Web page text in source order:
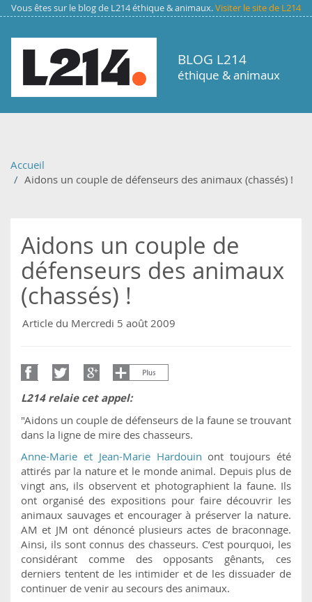
Aller au contenu principal
Vous êtes sur le blog de L214 éthique & animaux.Visiter le site de L214
BLOG L214
éthique & animaux
Accueil
Aidons un couple de défenseurs des animaux (chassés) !
Aidons un couple de
défenseurs des animaux
(chassés) !
Article du Mercredi 5 août 2009
L214 relaie cet appel:
"Aidons un couple de défenseurs de la faune se trouvant
dans la ligne de mire des chasseurs.
Anne-Marie et Jean-Marie Hardouin ont toujours été
attirés par la nature et le monde animal. Depuis plus de
vingt ans, ils observent et photographient la faune. Ils
ont organisé des expositions pour faire découvrir les
animaux sauvages et encourager à préserver la nature.
AM et JM ont dénoncé plusieurs actes de braconnage.
Ainsi, ils sont connus des chasseurs. C’est pourquoi, les
considérant comme des opposants gênants, ces
derniers tentent de les intimider et de les dissuader de
continuer de venir au secours des animaux.